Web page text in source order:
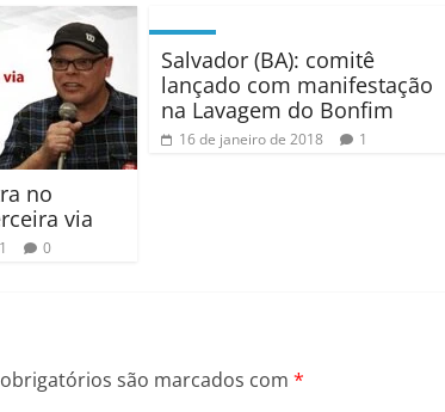
no
via
0
Salvador (BA): comitê
lançado com manifestação
na Lavagem do Bonfim
16 de janeiro de 2018 1
são marcados com *